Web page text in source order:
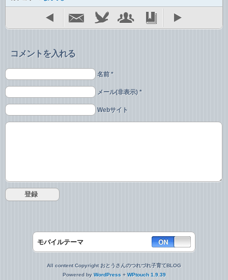
コメントを入れる
名前 *
メール(非表示) *
Webサイト
モバイルテーマ
All content Copyright おとうさんのつれづれ子育てBLOG
Powered by WordPress+ WPtouch 1.9.39